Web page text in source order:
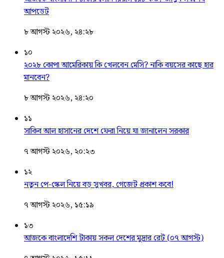
আপডেট
৮ আগস্ট ২০২৬, ২৪:২৮
১০
২০২৮ কোপা আমেরিকায় কি খেলবেন মেসি? নাকি বয়সের কাছে হার
মানবেন?
৮ আগস্ট ২০২৬, ২৪:২০
১১
সাকিব আল হাসানের দেশে ফেরা নিয়ে যা জানালেন সরকার
৭ আগস্ট ২০২৬, ২০:২৩
১২
নতুন পে-স্কেল নিয়ে বড় সুখবর, গেজেট প্রকাশ কবে!
৭ আগস্ট ২০২৬, ১৫:১৯
১৩
আজকে বাংলাদেশি টাকায় সকল দেশের মুদ্রার রেট (০৭ আগস্ট)